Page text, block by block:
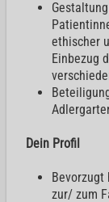
ethischer
Einbezug
Dein Profil
Bevorzugt
zur/ zum